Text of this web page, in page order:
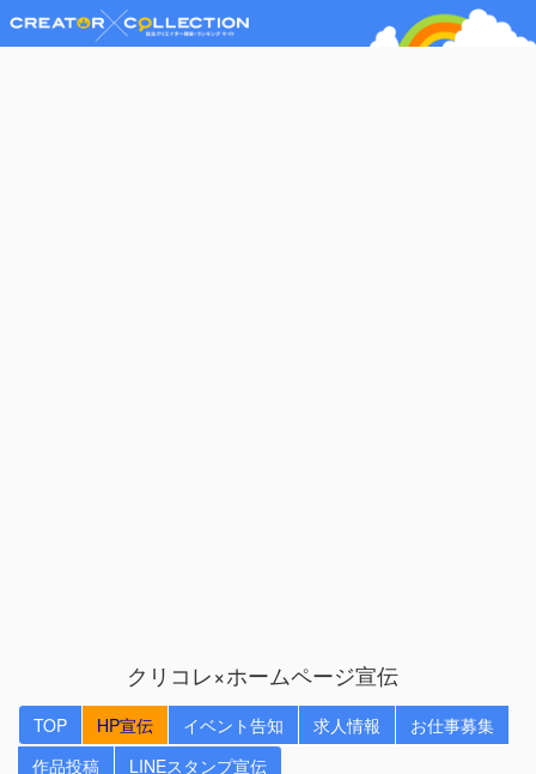
クリコレ×ホームページ宣伝
TOP HP宣伝 イベント告知 求人情報
お仕事募集
作品投稿
LINEスタンプ宣伝